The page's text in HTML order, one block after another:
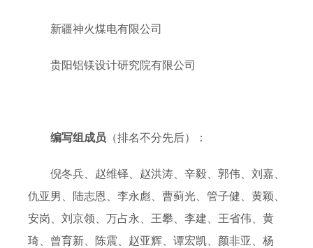
新疆神火煤电有限公司
贵阳铝镁设计研究院有限公司
编写组成员 （排名不分先后）：
倪冬兵、赵维铎、赵洪涛、辛毅、郭伟、刘嘉、
仇亚男、陆志恩、李永彪、曹蓟光、管子健、黄颖、
安岗、刘京领、万占永、王攀、李建、王省伟、黄
琦、曾育新、陈震、赵亚辉、谭宏凯、颜非亚、杨